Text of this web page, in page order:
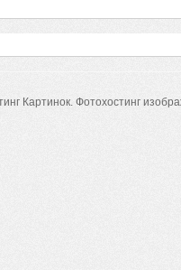
Картинок. Фотохостинг